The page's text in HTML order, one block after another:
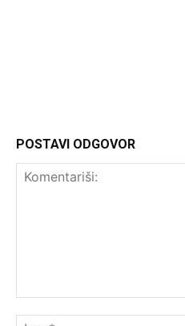
POSTAVI ODGOVOR